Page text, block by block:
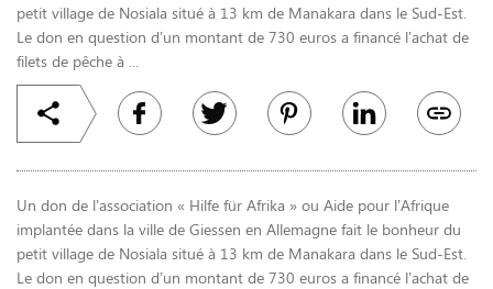
petit village de Nosiala situé à 13 km de Manakara dans le Sud-Est.
Le don en question d’un montant de 730 euros a financé l’achat de
filets de pêche à ...
Un don de l’association « Hilfe für Afrika » ou Aide pour l’Afrique
implantée dans la ville de Giessen en Allemagne fait le bonheur du
petit village de Nosiala situé à 13 km de Manakara dans le Sud-Est.
Le don en question d’un montant de 730 euros a financé l’achat de